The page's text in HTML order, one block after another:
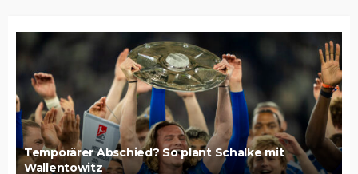
Temporärer Abschied? So plant Schalke mit
Wallentowitz